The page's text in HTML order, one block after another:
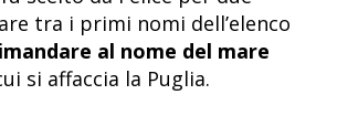
tra i primi nomi dell’elenco
al nome del mare
si affaccia la Puglia.